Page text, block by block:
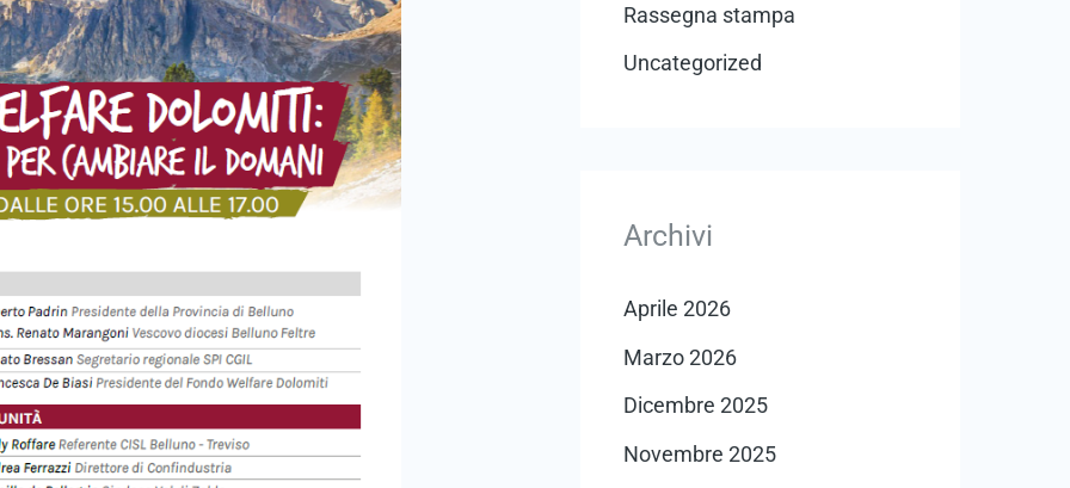
Rassegna stampa
Uncategorized
Archivi
Aprile 2026
Marzo 2026
Dicembre 2025
Novembre 2025